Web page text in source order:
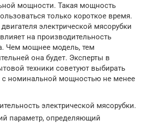
мощности. Такая мощность
только короткое время.
электрической мясорубки
на производительность
Чем мощнее модель, тем
она будет. Эксперты в
техники советуют выбирать
с номинальной мощностью не менее
электрической мясорубки.
параметр, определяющий